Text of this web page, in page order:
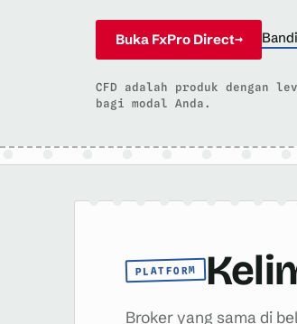
Buka FxPro Direct→
CFD adalah produk dengan
bagi modal Anda.
PLATFORM
Broker yang sama di